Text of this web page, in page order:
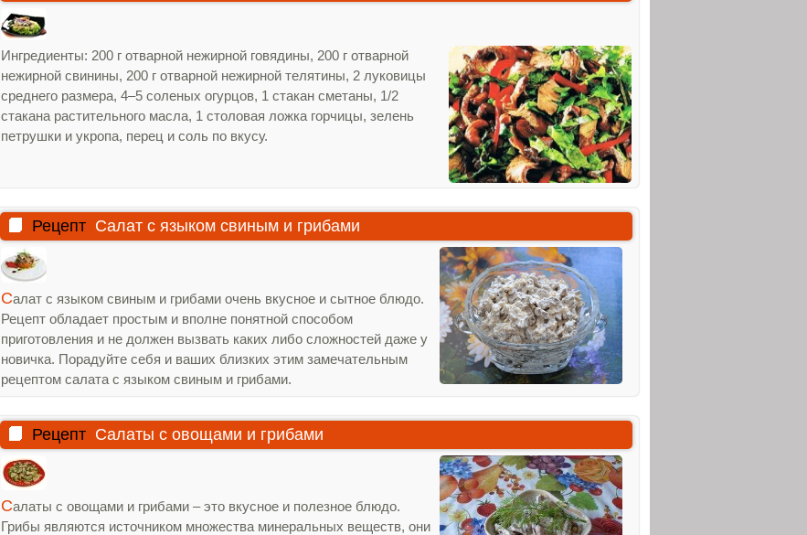
Ингредиенты: 200 г отварной нежирной говядины, 200 г отварной
нежирной свинины, 200 г отварной нежирной телятины, 2 луковицы
среднего размера, 4–5 соленых огурцов, 1 стакан сметаны, 1/2
стакана растительного масла, 1 столовая ложка горчицы, зелень
петрушки и укропа, перец и соль по вкусу.
Рецепт Салат с языком свиным и грибами
Салат с языком свиным и грибами очень вкусное и сытное блюдо.
Рецепт обладает простым и вполне понятной способом
приготовления и не должен вызвать каких либо сложностей даже у
новичка. Порадуйте себя и ваших близких этим замечательным
рецептом салата с языком свиным и грибами.
Рецепт Салаты с овощами и грибами
Салаты с овощами и грибами – это вкусное и полезное блюдо.
Грибы являются источником множества минеральных веществ, они